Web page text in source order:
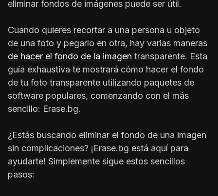
eliminar fondos de imágenes puede ser útil.
Cuando quieres recortar a una persona u objeto
de una foto y pegarlo en otra, hay varias maneras
de hacer el fondo de la imagen transparente. Esta
guía exhaustiva te mostrará cómo hacer el fondo
de tu foto transparente utilizando paquetes de
software populares, comenzando con el más
sencillo: Erase.bg.
¿Estás buscando eliminar el fondo de una imagen
sin complicaciones? ¡Erase.bg está aquí para
ayudarte! Simplemente sigue estos sencillos
pasos: